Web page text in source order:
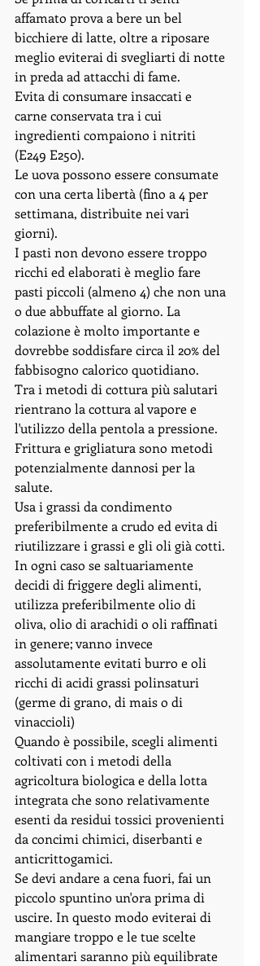
affamato prova a bere un bel
bicchiere di latte, oltre a riposare
meglio eviterai di svegliarti di notte
in preda ad attacchi di fame.
Evita di consumare insaccati e
carne conservata tra i cui
ingredienti compaiono i nitriti
(E249 E250).
Le uova possono essere consumate
con una certa libertà (fino a 4 per
settimana, distribuite nei vari
giorni).
I pasti non devono essere troppo
ricchi ed elaborati è meglio fare
pasti piccoli (almeno 4) che non una
o due abbuffate al giorno. La
colazione è molto importante e
dovrebbe soddisfare circa il 20% del
fabbisogno calorico quotidiano.
Tra i metodi di cottura più salutari
rientrano la cottura al vapore e
l'utilizzo della pentola a pressione.
Frittura e grigliatura sono metodi
potenzialmente dannosi per la
salute.
Usa i grassi da condimento
preferibilmente a crudo ed evita di
riutilizzare i grassi e gli oli già cotti.
In ogni caso se saltuariamente
decidi di friggere degli alimenti,
utilizza preferibilmente olio di
oliva, olio di arachidi o oli raffinati
in genere; vanno invece
assolutamente evitati burro e oli
ricchi di acidi grassi polinsaturi
(germe di grano, di mais o di
vinaccioli)
Quando è possibile, scegli alimenti
coltivati con i metodi della
agricoltura biologica e della lotta
integrata che sono relativamente
esenti da residui tossici provenienti
da concimi chimici, diserbanti e
anticrittogamici.
Se devi andare a cena fuori, fai un
piccolo spuntino un'ora prima di
uscire. In questo modo eviterai di
mangiare troppo e le tue scelte
alimentari saranno più equilibrate